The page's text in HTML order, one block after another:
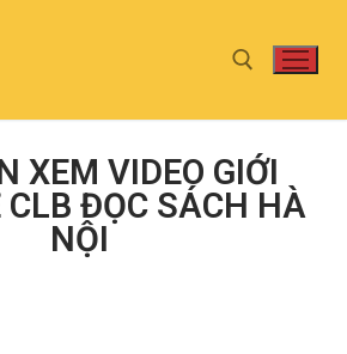
XEM VIDEO GIỚI
CLB ĐỌC SÁCH HÀ
NỘI